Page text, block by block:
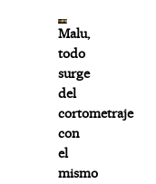
Malu,
todo
surge
del
cortometraje
con
el
mismo